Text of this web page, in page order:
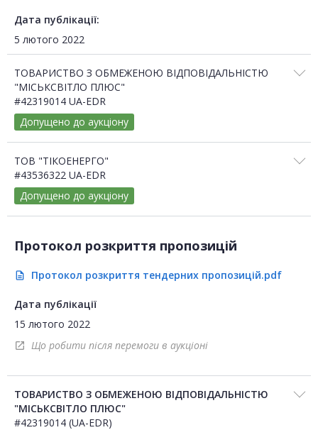
Дата публікації:
5 лютого 2022
ТОВАРИСТВО З ОБМЕЖЕНОЮ ВІДПОВІДАЛЬНІСТЮ
"МІСЬКСВІТЛО ПЛЮС"
#42319014 UA-EDR
Допущено до аукціону
ТОВ "ТІКОЕНЕРГО"
#43536322 UA-EDR
Допущено до аукціону
Протокол розкриття пропозицій
description Протокол розкриття тендерних пропозицій.pdf
Дата публікації
15 лютого 2022
open_in_new Що робити після перемоги в аукціоні
ТОВАРИСТВО З ОБМЕЖЕНОЮ ВІДПОВІДАЛЬНІСТЮ
"МІСЬКСВІТЛО ПЛЮС"
#42319014 (UA-EDR)